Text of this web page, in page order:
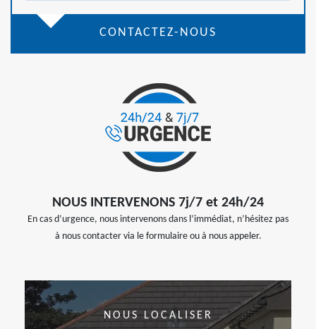
CONTACTEZ-NOUS
NOUS INTERVENONS 7j/7 et 24h/24
En cas d’urgence, nous intervenons dans l’immédiat, n’hésitez pas
à nous contacter via le formulaire ou à nous appeler.
NOUS LOCALISER